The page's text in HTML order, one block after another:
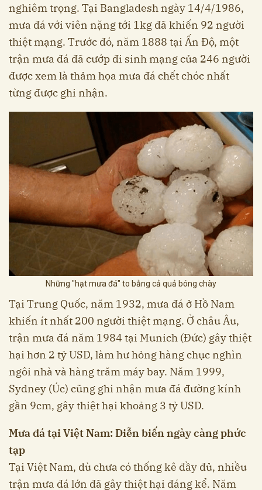
nghiêm trọng. Tại Bangladesh ngày 14/4/1986,
mưa đá với viên nặng tới 1kg đã khiến 92 người
thiệt mạng. Trước đó, năm 1888 tại Ấn Độ, một
trận mưa đá đã cướp đi sinh mạng của 246 người
được xem là thảm họa mưa đá chết chóc nhất
từng được ghi nhận.
Những "hạt mưa đá" to bằng cả quả bóng chày
Tại Trung Quốc, năm 1932, mưa đá ở Hồ Nam
khiến ít nhất 200 người thiệt mạng. Ở châu Âu,
trận mưa đá năm 1984 tại Munich (Đức) gây thiệt
hại hơn 2 tỷ USD, làm hư hỏng hàng chục nghìn
ngôi nhà và hàng trăm máy bay. Năm 1999,
Sydney (Úc) cũng ghi nhận mưa đá đường kính
gần 9cm, gây thiệt hại khoảng 3 tỷ USD.
Mưa đá tại Việt Nam: Diễn biến ngày càng phức
tạp
Tại Việt Nam, dù chưa có thống kê đầy đủ, nhiều
trận mưa đá lớn đã gây thiệt hại đáng kể. Năm